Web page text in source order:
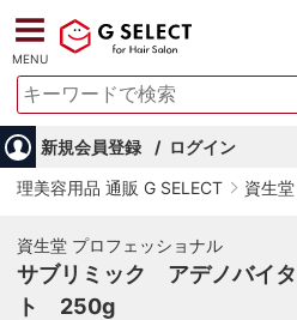
MENU
新規会員登録
ログイン
理美容用品 通販 G SELECT
資生
資生堂 プロフェッショナル
サブリミック アデノバイ
ト 250g